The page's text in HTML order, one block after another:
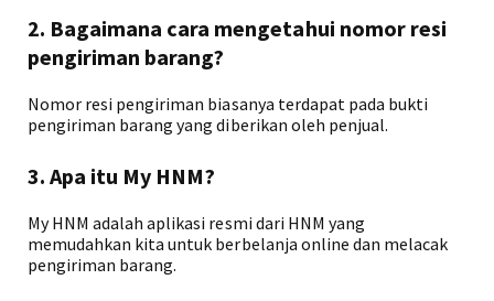
2. Bagaimana cara mengetahui nomor resi
pengiriman barang?
Nomor resi pengiriman biasanya terdapat pada bukti
pengiriman barang yang diberikan oleh penjual.
3. Apa itu My HNM?
My HNM adalah aplikasi resmi dari HNM yang
memudahkan kita untuk berbelanja online dan melacak
pengiriman barang.